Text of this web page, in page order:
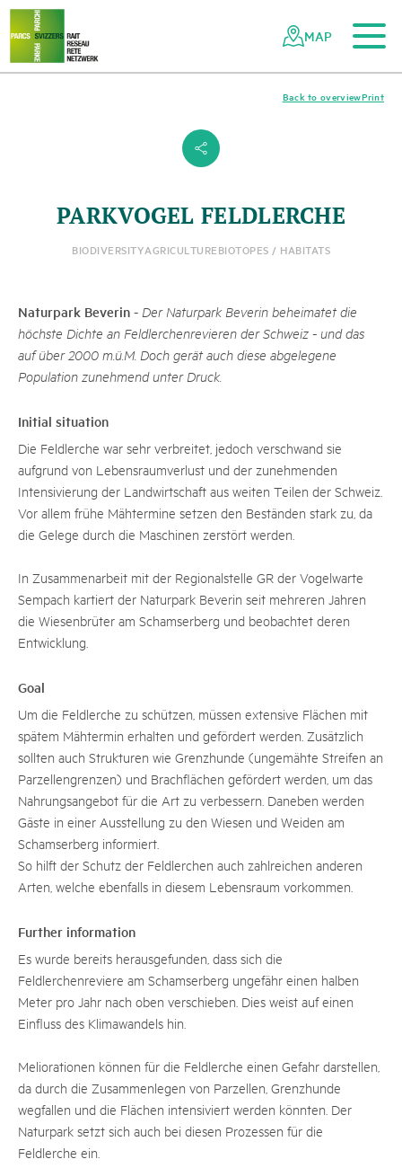
Navigating
the
Swiss
parks
Quick
navigation
To the main content
To the mobile navigation
To search
To the footer
To the sitemap
MAP
s
Print
Back to overview
PARKVOGEL FELDLERCHE
BIODIVERSITYAGRICULTUREBIOTOPES / HABITATS
Naturpark Beverin - Der Naturpark Beverin beheimatet die
höchste Dichte an Feldlerchenrevieren der Schweiz - und das
auf über 2000 m.ü.M. Doch gerät auch diese abgelegene
Population zunehmend unter Druck.
Initial situation
Die Feldlerche war sehr verbreitet, jedoch verschwand sie
aufgrund von Lebensraumverlust und der zunehmenden
Intensivierung der Landwirtschaft aus weiten Teilen der Schweiz.
Vor allem frühe Mähtermine setzen den Beständen stark zu, da
die Gelege durch die Maschinen zerstört werden.
In Zusammenarbeit mit der Regionalstelle GR der Vogelwarte
Sempach kartiert der Naturpark Beverin seit mehreren Jahren
die Wiesenbrüter am Schamserberg und beobachtet deren
Entwicklung.
Goal
Um die Feldlerche zu schützen, müssen extensive Flächen mit
spätem Mähtermin erhalten und gefördert werden. Zusätzlich
sollten auch Strukturen wie Grenzhunde (ungemähte Streifen an
Parzellengrenzen) und Brachflächen gefördert werden, um das
Nahrungsangebot für die Art zu verbessern. Daneben werden
Gäste in einer Ausstellung zu den Wiesen und Weiden am
Schamserberg informiert.
So hilft der Schutz der Feldlerchen auch zahlreichen anderen
Arten, welche ebenfalls in diesem Lebensraum vorkommen.
Further information
Es wurde bereits herausgefunden, dass sich die
Feldlerchenreviere am Schamserberg ungefähr einen halben
Meter pro Jahr nach oben verschieben. Dies weist auf einen
Einfluss des Klimawandels hin.
Meliorationen können für die Feldlerche einen Gefahr darstellen,
da durch die Zusammenlegen von Parzellen, Grenzhunde
wegfallen und die Flächen intensiviert werden könnten. Der
Naturpark setzt sich auch bei diesen Prozessen für die
Feldlerche ein.